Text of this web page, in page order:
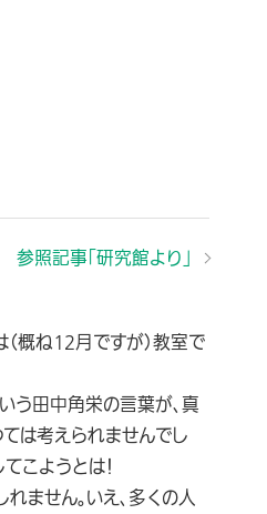
参照記事「研究館より」
概ね12月ですが）教室で
う田中角栄の言葉が、真
は考えられませんでし
こようとは！
ません。いえ、多くの人